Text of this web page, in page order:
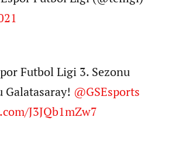
Futbol Ligi 3. Sezonu
Galatasaray! @GSEsports
J3JQb1mZw7